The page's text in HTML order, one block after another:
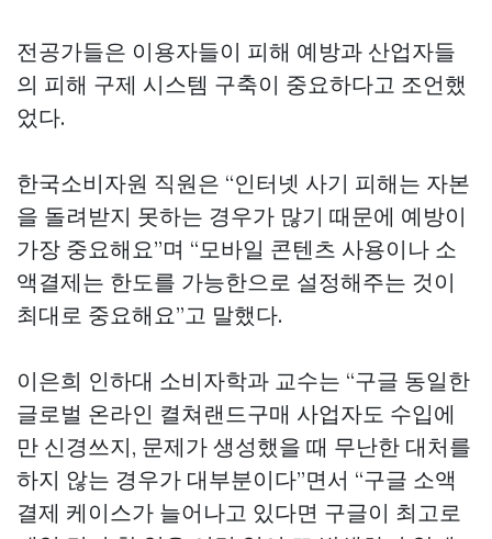
전공가들은 이용자들이 피해 예방과 산업자들
의 피해 구제 시스템 구축이 중요하다고 조언했
었다.
한국소비자원 직원은 “인터넷 사기 피해는 자본
을 돌려받지 못하는 경우가 많기 때문에 예방이
가장 중요해요”며 “모바일 콘텐츠 사용이나 소
액결제는 한도를 가능한으로 설정해주는 것이
최대로 중요해요”고 말했다.
이은희 인하대 소비자학과 교수는 “구글 동일한
글로벌 온라인 켤쳐랜드구매 사업자도 수입에
만 신경쓰지, 문제가 생성했을 때 무난한 대처를
하지 않는 경우가 대부분이다”면서 “구글 소액
결제 케이스가 늘어나고 있다면 구글이 최고로